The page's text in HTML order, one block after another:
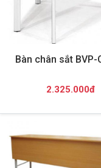
Bàn chân sắt BVP-
2.325.000đ